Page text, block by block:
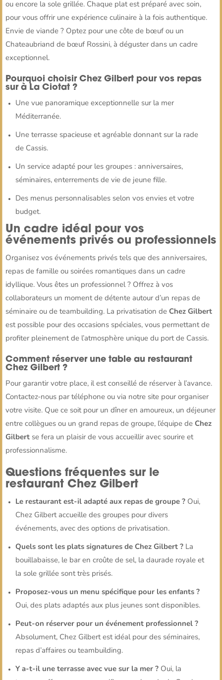
ou encore la sole grillée. Chaque plat est préparé avec soin,
pour vous offrir une expérience culinaire à la fois authentique.
Envie de viande ? Optez pour une côte de bœuf ou un
Chateaubriand de bœuf Rossini, à déguster dans un cadre
exceptionnel.
Pourquoi choisir Chez Gilbert pour vos repas
sur à La Ciotat ?
Une vue panoramique exceptionnelle sur la mer
Méditerranée.
Une terrasse spacieuse et agréable donnant sur la rade
de Cassis.
Un service adapté pour les groupes : anniversaires,
séminaires, enterrements de vie de jeune fille.
Des menus personnalisables selon vos envies et votre
budget.
Un cadre idéal pour vos
événements privés ou professionnels
Organisez vos événements privés tels que des anniversaires,
repas de famille ou soirées romantiques dans un cadre
idyllique. Vous êtes un professionnel ? Offrez à vos
collaborateurs un moment de détente autour d’un repas de
séminaire ou de teambuilding. La privatisation deChez Gilbert
est possible pour des occasions spéciales, vous permettant de
profiter pleinement de l’atmosphère unique du port de Cassis.
Comment réserver une table au restaurant
Chez Gilbert ?
Pour garantir votre place, il est conseillé de réserver à l’avance.
Contactez-nous par téléphone ou via notre site pour organiser
votre visite. Que ce soit pour un dîner en amoureux, un déjeuner
entre collègues ou un grand repas de groupe, l’équipe deChez
Gilbert se fera un plaisir de vous accueillir avec sourire et
professionnalisme.
Questions fréquentes sur le
restaurant Chez Gilbert
Le restaurant est-il adapté aux repas de groupe ? Oui,
Chez Gilbert accueille des groupes pour divers
événements, avec des options de privatisation.
Quels sont les plats signatures de Chez Gilbert ? La
bouillabaisse, le bar en croûte de sel, la daurade royale et
la sole grillée sont très prisés.
Proposez-vous un menu spécifique pour les enfants ?
Oui, des plats adaptés aux plus jeunes sont disponibles.
Peut-on réserver pour un événement professionnel ?
Absolument, Chez Gilbert est idéal pour des séminaires,
repas d’affaires ou teambuilding.
Y a-t-il une terrasse avec vue sur la mer ? Oui, la